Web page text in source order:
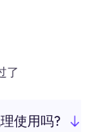
了
使用吗?